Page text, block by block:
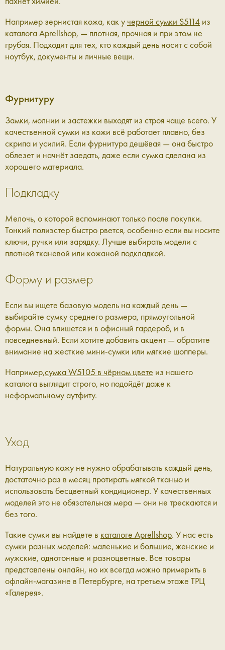
Например зернистая кожа, как у черной сумки S5114 из
каталогаAprellshop, — плотная, прочная и при этом не
грубая. Подходит для тех, кто каждый день носит с собой
ноутбук, документы и личные вещи.
Фурнитуру
Замки, молнии и застежки выходят из строя чаще всего. У
качественной сумки из кожи всё работает плавно, без
скрипа и усилий. Если фурнитура дешёвая — она быстро
облезет и начнёт заедать, даже если сумка сделана из
хорошего материала.
Подкладку
Мелочь, о которой вспоминают только после покупки.
Тонкий полиэстер быстро рвется, особенно если вы носите
ключи, ручки или зарядку. Лучше выбирать модели с
плотной тканевой или кожаной подкладкой.
Форму и размер
Если вы ищете базовую модель на каждый день —
выбирайте сумку среднего размера, прямоугольной
формы. Она впишется и в офисный гардероб, и в
повседневный. Если хотите добавить акцент — обратите
внимание на жесткие мини-сумки или мягкие шопперы.
Например,сумка W5105 в чёрном цвете из нашего
каталога выглядит строго, но подойдёт даже к
неформальному аутфиту.
Уход
Натуральную кожу не нужно обрабатывать каждый день,
достаточно раз в месяц протирать мягкой тканью и
использовать бесцветный кондиционер. У качественных
моделей это не обязательная мера — они не трескаются и
без того.
Такие сумки вы найдете в каталоге Aprellshop. У нас есть
сумки разных моделей: маленькие и большие, женские и
мужские, однотонные и разноцветные. Все товары
представлены онлайн, но их всегда можно примерить в
офлайн-магазине в Петербурге, на третьем этаже ТРЦ
«Галерея».